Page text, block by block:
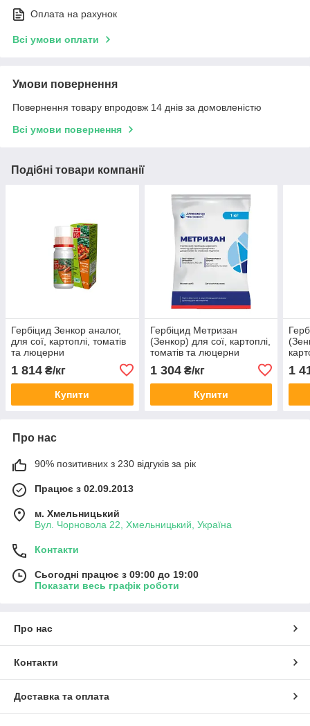
Оплата на рахунок
Всі умови оплати
Умови повернення
Повернення товару впродовж 14 днів за домовленістю
Всі умови повернення
Подібні товари компанії
Гербіцид Зенкор аналог,
для сої, картоплі, томатів
та люцерни
1 814 ₴/кг
Купити
Гербіцид Метризан
(Зенкор) для сої, картоплі,
томатів та люцерни
1 304₴/кг
Купити
1
Про нас
90% позитивних з 230 відгуків за рік
Працює з 02.09.2013
м. Хмельницький
Вул. Чорновола 22, Хмельницький, Україна
Контакти
Сьогодні працює з 09:00 до 19:00
Показати весь графік роботи
Про нас
Контакти
Доставка та оплата